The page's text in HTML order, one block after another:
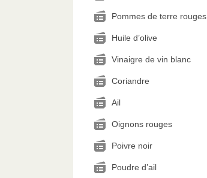
Pommes de terre rouges
Huile d’olive
Vinaigre de vin blanc
Coriandre
Ail
Oignons rouges
Poivre noir
Poudre d’ail